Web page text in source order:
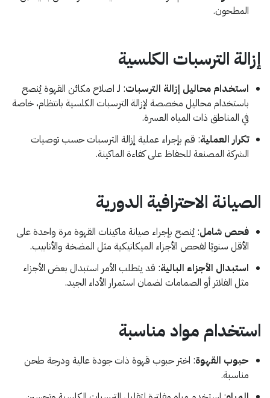
المطحون.
إزالة الترسبات الكلسية
استخدام محاليل إزالة الترسبات: لـ اصلاح مكائن القهوة يُنصح
باستخدام محاليل مخصصة لإزالة الترسبات الكلسية بانتظام، خاصة
في المناطق ذات المياه العسرة.
تكرار العملية: قم بإجراء عملية إزالة الترسبات حسب توصيات
الشركة المصنعة للحفاظ على كفاءة الماكينة.
الصيانة الاحترافية الدورية
فحص شامل: يُنصح بإجراء صيانة ماكينات القهوة مرة واحدة على
الأقل سنويًا لفحص الأجزاء الميكانيكية مثل المضخة والأنابيب.
استبدال الأجزاء البالية: قد يتطلب الأمر استبدال بعض الأجزاء
مثل الفلاتر أو الصمامات لضمان استمرار الأداء الجيد.
استخدام مواد مناسبة
حبوب القهوة: اختر حبوب قهوة ذات جودة عالية ودرجة طحن
مناسبة.